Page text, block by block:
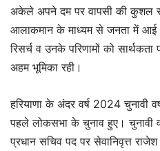
अकेले अपने दम पर वापसी की कुशल
आलाकमान के माध्यम से जनता में
रिसर्च व उनके परिणामों को
अहम भूमिका रही।
हरियाणा के अंदर वर्ष 2024 चुनावी
पहले लोकसभा के चुनाव हुए। चुनावी
प्रधान सचिव पद पर सेवानिवृत्त